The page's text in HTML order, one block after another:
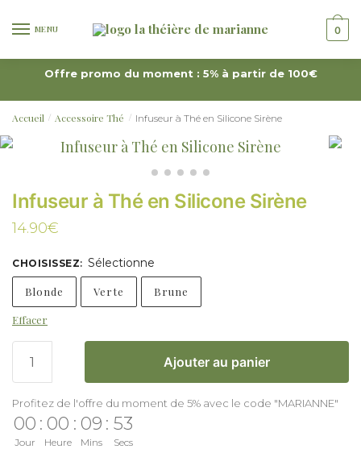
MENU 0
Offre promo du moment : 5% à partir de 100€
Accueil / Accessoire Thé / Infuseur à Thé en Silicone Sirène
Infuseur à Thé en Silicone Sirène
14.90€
CHOISISSEZ: Sélectionne
Blonde Verte Brune
Effacer
Ajouter au panier
Profitez de l'offre du moment de 5% avec le code "MARIANNE"
00
Jour
: 00
Heure
: 09
Mins
: 53
Secs